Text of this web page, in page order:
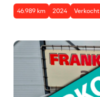
46.989 km 2024 Verkocht